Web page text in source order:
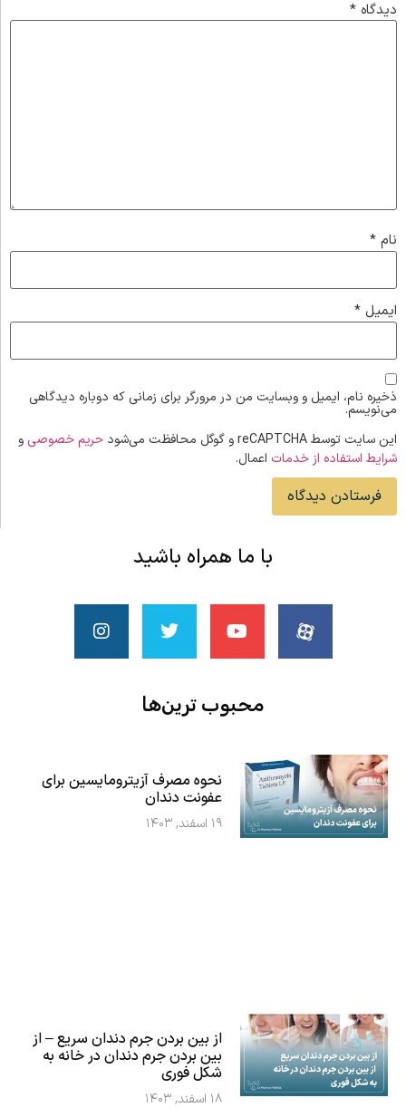
دیدگاه *
نام *
ایمیل *
ذخیره نام، ایمیل و وبسایت من در مرورگر برای زمانی که دوباره دیدگاهی
می‌نویسم.
این سایت توسط reCAPTCHA و گوگل محافظت می‌شود
حریم خصوصی و
شرایط استفاده از خدمات اعمال.
با ما همراه باشید
محبوب ‌ترین‌ها
نحوه مصرف آزیترومایسین برای
عفونت دندان
۱۹ اسفند, ۱۴۰۳
از بین بردن جرم دندان سریع – از
بین بردن جرم دندان در خانه به
شکل فوری
۱۸ اسفند, ۱۴۰۳